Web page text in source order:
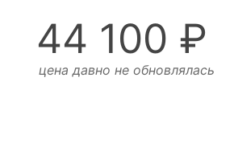
44 100 ₽
цена давно не обновлялась